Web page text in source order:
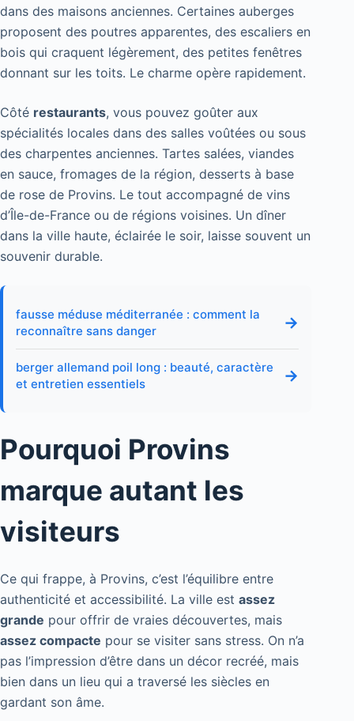
dans des maisons anciennes. Certaines auberges
proposent des poutres apparentes, des escaliers en
bois qui craquent légèrement, des petites fenêtres
donnant sur les toits. Le charme opère rapidement.
Côté restaurants, vous pouvez goûter aux
spécialités locales dans des salles voûtées ou sous
des charpentes anciennes. Tartes salées, viandes
en sauce, fromages de la région, desserts à base
de rose de Provins. Le tout accompagné de vins
d’Île-de-France ou de régions voisines. Un dîner
dans la ville haute, éclairée le soir, laisse souvent un
souvenir durable.
fausse méduse méditerranée : comment la
reconnaître sans danger
→
berger allemand poil long : beauté, caractère
et entretien essentiels
→
Pourquoi Provins
marque autant les
visiteurs
Ce qui frappe, à Provins, c’est l’équilibre entre
authenticité et accessibilité. La ville est assez
grande pour offrir de vraies découvertes, mais
assez compacte pour se visiter sans stress. On n’a
pas l’impression d’être dans un décor recréé, mais
bien dans un lieu qui a traversé les siècles en
gardant son âme.